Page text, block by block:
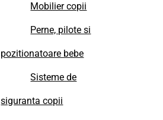
Mobilier copii
Perne, pilote si
pozitionatoare bebe
Sisteme de
siguranta copii